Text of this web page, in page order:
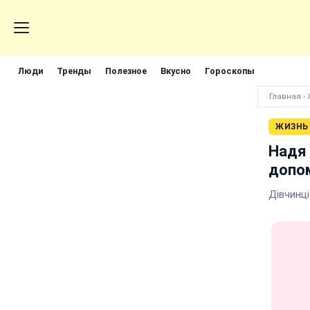
Люди Тренды Полезное Вкусно Гороскопы
Главная ›
ЖИЗНЬ
Надя